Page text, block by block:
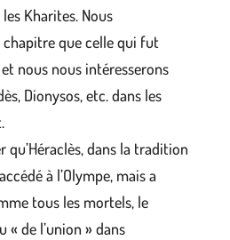
Kharites. Nous
chapitre que celle qui fut
nous nous intéresserons
Dionysos, etc. dans les
dans la tradition
à l’Olympe, mais a
tous les mortels, le
« de l’union » dans